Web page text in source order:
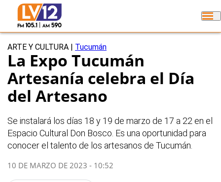
ARTE Y CULTURA Tucumán
La Expo Tucumán
Artesanía celebra el Día
del Artesano
Se instalará los días 18 y 19 de marzo de 17 a 22 en el
Espacio Cultural Don Bosco. Es una oportunidad para
conocer el talento de los artesanos de Tucumán.
10 DE MARZO DE 2023 - 10:52